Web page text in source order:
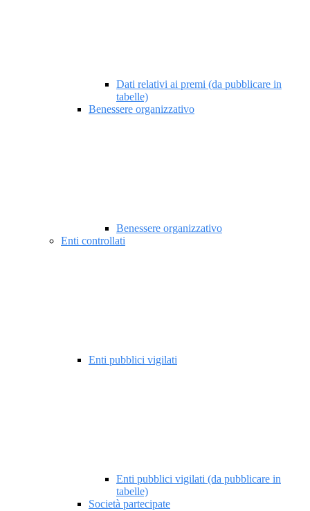
Dati relativi ai premi (da pubblicare in
tabelle)
Benessere organizzativo
Benessere organizzativo
Enti controllati
Enti pubblici vigilati
Enti pubblici vigilati (da pubblicare in
tabelle)
Società partecipate